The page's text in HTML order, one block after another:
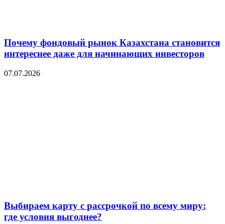
Почему фондовый рынок Казахстана становится
интереснее даже для начинающих инвесторов
07.07.2026
Выбираем карту с рассрочкой по всему миру:
где условия выгоднее?